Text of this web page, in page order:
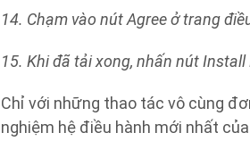
14. Chạm vào nút Agree ở trang
15. Khi đã tải xong, nhấn nút
Chỉ với những thao tác vô cùng
nghiệm hệ điều hành mới nhất